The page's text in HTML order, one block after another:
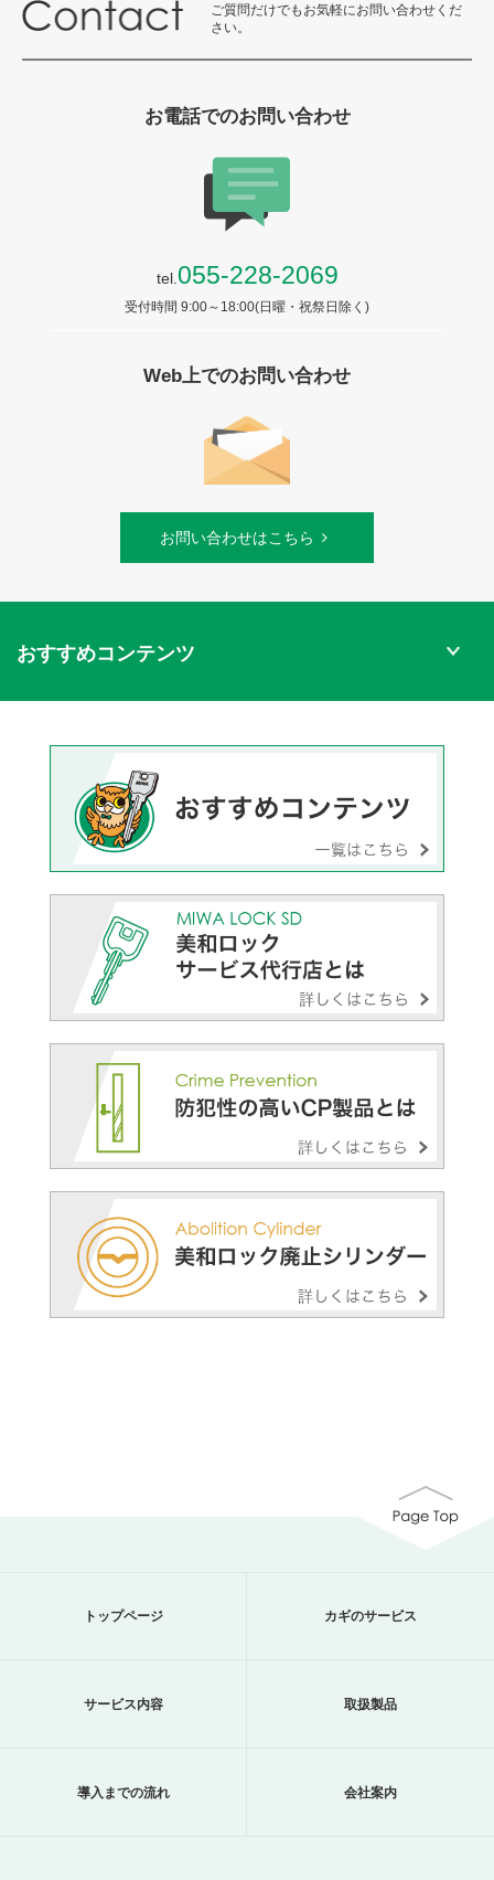
ご質問だけでもお気軽にお問い合わせくだ
さい。
お電話でのお問い合わせ
tel. 055-228-2069
受付時間 9:00～18:00(日曜・祝祭日除く)
Web上でのお問い合わせ
お問い合わせはこちら
おすすめコンテンツ
トップページ カギのサービス
サービス内容 取扱製品
導入までの流れ 会社案内